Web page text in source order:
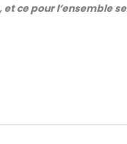
ce pour l’ensemble